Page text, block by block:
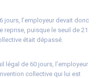
jours, l’employeur devait donc
reprise, puisque le seuil de 21
était dépassé.
légal de 60 jours, l’employeur
collective qui lui est